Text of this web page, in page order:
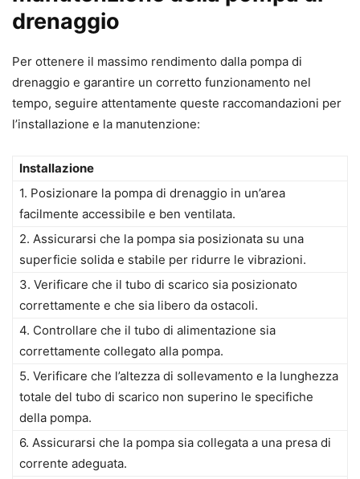
drenaggio
Per ottenere il massimo rendimento dalla pompa di
drenaggio e garantire un corretto funzionamento nel
tempo, seguire attentamente queste raccomandazioni per
l’installazione e la manutenzione:
Installazione
1. Posizionare la pompa di drenaggio in un’area
facilmente accessibile e ben ventilata.
2. Assicurarsi che la pompa sia posizionata su una
superficie solida e stabile per ridurre le vibrazioni.
3. Verificare che il tubo di scarico sia posizionato
correttamente e che sia libero da ostacoli.
4. Controllare che il tubo di alimentazione sia
correttamente collegato alla pompa.
5. Verificare che l’altezza di sollevamento e la lunghezza
totale del tubo di scarico non superino le specifiche
della pompa.
6. Assicurarsi che la pompa sia collegata a una presa di
corrente adeguata.